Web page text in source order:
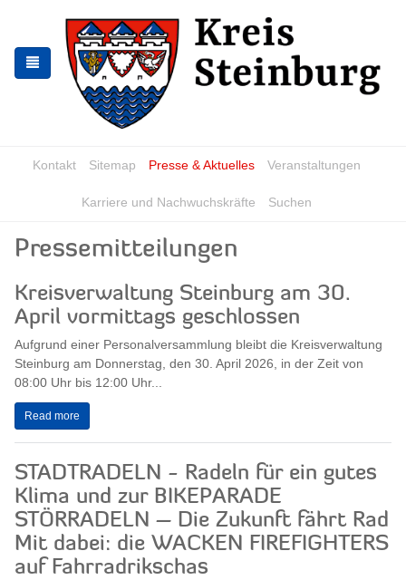
the
navigation
the
content
Kontakt Sitemap Presse & Aktuelles Veranstaltungen
Karriere und Nachwuchskräfte Suchen
Pressemitteilungen
Kreisverwaltung Steinburg am 30.
April vormittags geschlossen
Aufgrund einer Personalversammlung bleibt die Kreisverwaltung
Steinburg am Donnerstag, den 30. April 2026, in der Zeit von
08:00 Uhr bis 12:00 Uhr...
Read more
STADTRADELN - Radeln für ein gutes
Klima und zur BIKEPARADE
STÖRRADELN – Die Zukunft fährt Rad
Mit dabei: die WACKEN FIREFIGHTERS
auf Fahrradrikschas